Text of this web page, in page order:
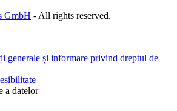
GmbH - All rights reserved.
generale și informare privind dreptul de
a datelor